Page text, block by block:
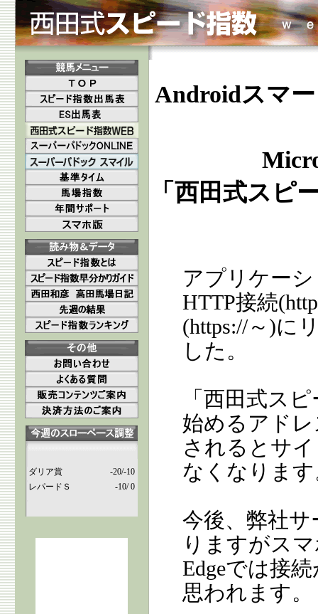
ダリア賞
-20/-10
レパードＳ
-10/ 0
Androidスマ
「西田式スピ
アプリケー
HTTP接続
(https://～)に
した。
「西田式ス
始めるアド
されるとサ
なくなりま
今後、弊社
りますがスマ
Edgeでは接
思われます。